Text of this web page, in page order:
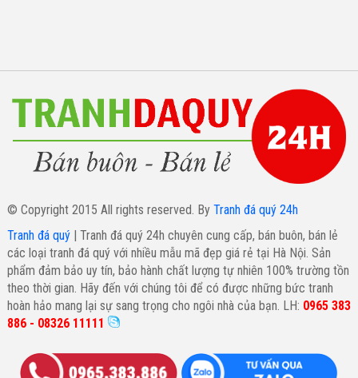
© Copyright 2015 All rights reserved. By Tranh đá quý 24h
Tranh đá quý | Tranh đá quý 24h chuyên cung cấp, bán buôn, bán lẻ
các loại tranh đá quý với nhiều mẫu mã đẹp giá rẻ tại Hà Nội. Sản
phẩm đảm bảo uy tín, bảo hành chất lượng tự nhiên 100% trường tồn
theo thời gian. Hãy đến với chúng tôi để có được những bức tranh
hoàn hảo mang lại sự sang trọng cho ngôi nhà của bạn. LH: 0965 383
886 - 08326 11111